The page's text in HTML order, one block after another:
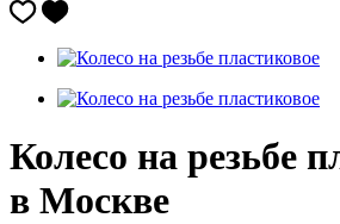
Колесо на резьбе
в Москве